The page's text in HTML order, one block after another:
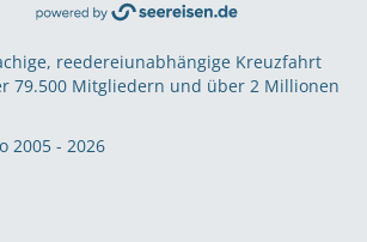
reedereiunabhängige Kreuzfahrt
79.500 Mitgliedern und über 2 Millionen
2005 - 2026